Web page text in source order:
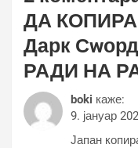
ДА КОПИРА
Дарк
РАДИ НА
boki каже:
9. јануар
Јапан